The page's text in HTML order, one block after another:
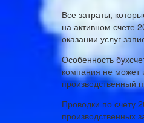
Все затраты,
на активном счете
оказании услуг
Особенность
компания не может
производственный
Проводки по счету
производственных